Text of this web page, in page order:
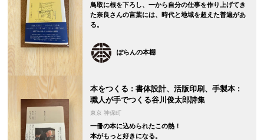
鳥取に根を下ろし、一から自分の仕事を作り上げてき
た奈良さんの言葉には、時代と地域を超えた普遍があ
る。
ぽらんの本棚
本をつくる : 書体設計、活版印刷、手製本 :
職人が手でつくる谷川俊太郎詩集
東京 神保町
一冊の本に込められたこの熱！
本がもっと好きになる。